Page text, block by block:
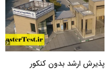
پذیرش ارشد بدون کنکور